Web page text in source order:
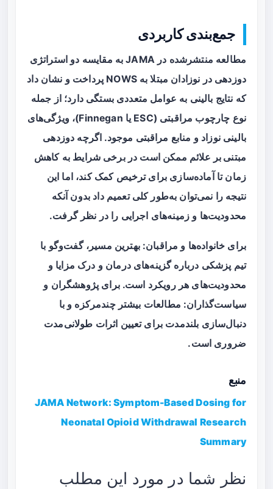
جمع‌بندی کاربردی
مطالعه منتشرشده در JAMA به مقایسه دو استراتژی
دوزدهی در نوزادان مبتلا به NOWS پرداخت و نشان داد
که نتایج بالینی به عوامل متعددی بستگی دارد؛ از جمله
نوع چارچوب مراقبتی (ESC یا Finnegan)، ویژگی‌های
بالینی نوزاد و منابع مراقبتی موجود. اگرچه دوزدهی
مبتنی بر علائم ممکن است در برخی شرایط به کاهش
زمان تا آماده‌سازی برای ترخیص کمک کند، اما این
نتیجه را نمی‌توان به‌طور کلی تعمیم داد بدون آنکه
محدودیت‌ها و زمینه‌های اجرایی را در نظر گرفت.
برای خانواده‌ها و مراقبان: بهترین مسیر، گفت‌وگو با
تیم پزشکی درباره گزینه‌های درمان و درک مزایا و
محدودیت‌های هر رویکرد است. برای پژوهشگران و
سیاست‌گذاران: مطالعات بیشتر چندمرکزه و با
دنبال‌سازی بلندمدت برای تعیین اثرات طولانی‌مدت
ضروری است.
منبع
JAMA Network: Symptom-Based Dosing for
Neonatal Opioid Withdrawal Research
Summary
نظر شما در مورد این مطلب